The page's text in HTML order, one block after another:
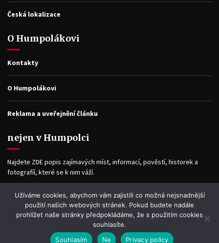
Česká lokalizace
O Humpolákovi
Kontakty
O Humpolákovi
Reklama a uveřejnění článku
nejen v Humpolci
Najdete ZDE popis zajímavých míst, informací, pověstí, historek a
fotografíí, které se k nim váží.
Facebook
Užíváme cookies, abychom vám zajistili co možná nejsnadnější
použití našich webových stránek. Pokud budete nadále
prohlížet naše stránky předpokládáme, že s použitím cookies
souhlasíte.
Souhlasím
Ne Privacy policy